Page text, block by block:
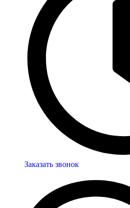
Заказать звонок